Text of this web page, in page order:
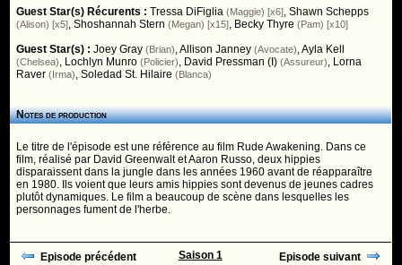
Guest Star(s) Récurents :Tressa DiFiglia (Maggie) [x6],Shawn Schepps
(Alison) [x5],Shoshannah Stern (Megan) [x15], Becky Thyre (Pam) [x10]
Guest Star(s) :Joey Gray (Brian),Allison Janney (Avocate),Ayla Kell
(Chelsea), Lochlyn Munro (Policier), David Pressman (I) (Assureur), Lorna
Raver (Irma),Soledad St. Hilaire (Blanca)
Notes de production
Le titre de l'épisode est une référence au film Rude Awakening. Dans ce
film, réalisé par David Greenwalt et Aaron Russo, deux hippies
disparaissent dans la jungle dans les années 1960 avant de réapparaître
en 1980. Ils voient que leurs amis hippies sont devenus de jeunes cadres
plutôt dynamiques. Le film a beaucoup de scène dans lesquelles les
personnages fument de l'herbe.
Episode précédent Saison 1 Episode suivant